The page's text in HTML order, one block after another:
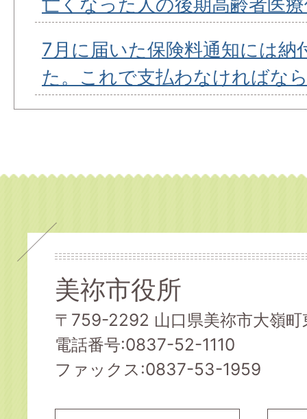
7月に届いた保険料通知には納
た。これで支払わなければな
美祢市役所
〒759-2292 山口県美祢市大嶺
電話番号:0837-52-1110
ファックス:0837-53-1959